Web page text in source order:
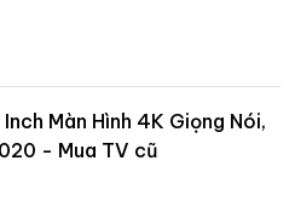
Màn Hình 4K Giọng Nói,
- Mua TV cũ